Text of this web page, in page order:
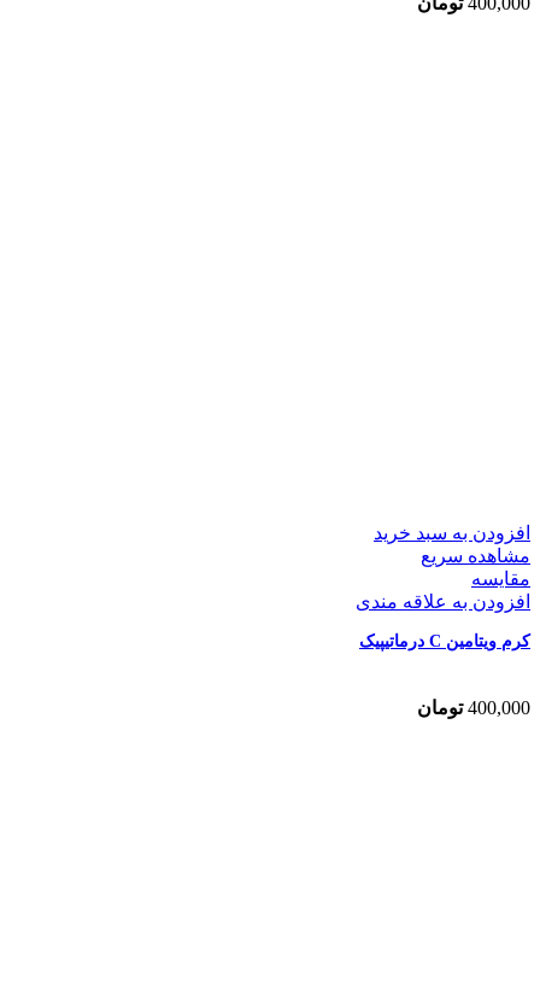
افزودن به سبد خرید
مشاهده سریع
مقایسه
افزودن به علاقه مندی
کرم ویتامین C درماتیپیک
400,000 تومان